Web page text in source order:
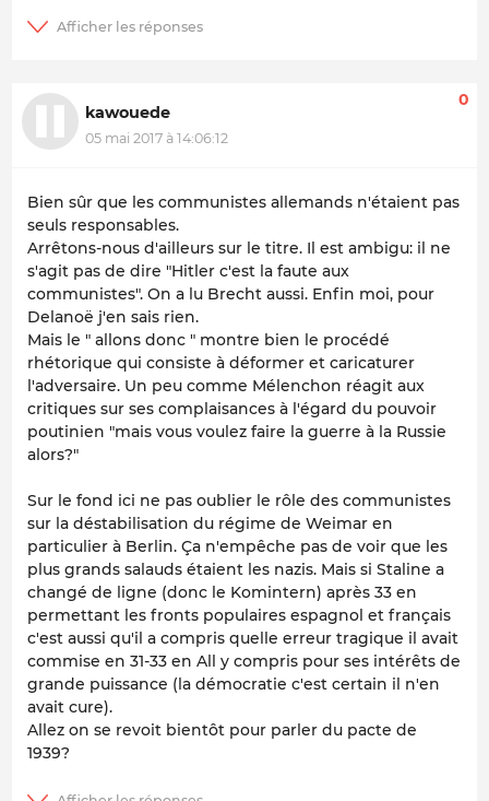
kawouede
05 mai 2017 à 14:06:12
0
Bien sûr que les communistes allemands n'étaient pas
seuls responsables.
Arrêtons-nous d'ailleurs sur le titre. Il est ambigu: il ne
s'agit pas de dire "Hitler c'est la faute aux
communistes". On a lu Brecht aussi. Enfin moi, pour
Delanoë j'en sais rien.
Mais le " allons donc " montre bien le procédé
rhétorique qui consiste à déformer et caricaturer
l'adversaire. Un peu comme Mélenchon réagit aux
critiques sur ses complaisances à l'égard du pouvoir
poutinien "mais vous voulez faire la guerre à la Russie
alors?"
Sur le fond ici ne pas oublier le rôle des communistes
sur la déstabilisation du régime de Weimar en
particulier à Berlin. Ça n'empêche pas de voir que les
plus grands salauds étaient les nazis. Mais si Staline a
changé de ligne (donc le Komintern) après 33 en
permettant les fronts populaires espagnol et français
c'est aussi qu'il a compris quelle erreur tragique il avait
commise en 31-33 en All y compris pour ses intérêts de
grande puissance (la démocratie c'est certain il n'en
avait cure).
Allez on se revoit bientôt pour parler du pacte de
1939?